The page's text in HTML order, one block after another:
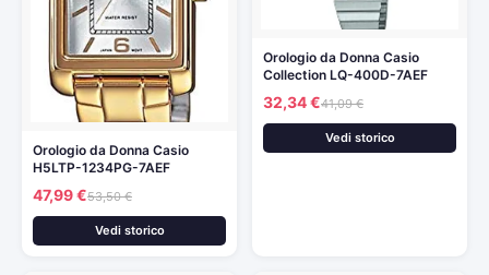
Orologio da Donna Casio
H5LTP-1234PG-7AEF
47,99 €53,50 €
Vedi storico
Orologio da Donna Casio
Collection LQ-400D-7AEF
32,34 €41,09 €
Vedi storico